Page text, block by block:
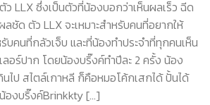
LLX ซึ่งเป็นตัวที่น้องบอกว่าเห็นผลเร็ว ฉีด
ชัด ตัว LLX จะเหมาะสำหรับคนที่อยากให้
บคนที่กลัวเจ็บ และที่น้องทำประจำที่ทุกคนเห็น
อร์ปาก โดยน้องบริ๊งค์ทำปีละ 2 ครั้ง น้อง
นไป สไตล์เกาหลี ก็คือหมอโค้กเสกได้ ปั้นได้
องบริ๊งค์Brinkkty […]